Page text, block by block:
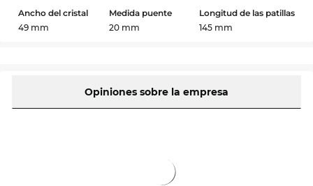
Ancho del cristal
49 mm
Medida puente
20 mm
Longitud de las patillas
145 mm
Opiniones sobre la empresa